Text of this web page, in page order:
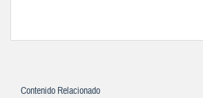
Contenido Relacionado